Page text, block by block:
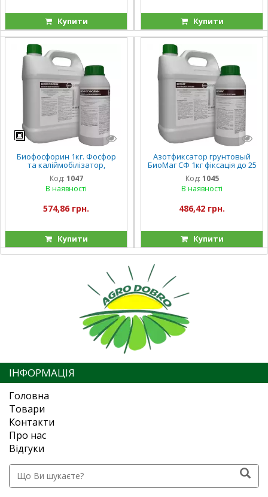
Купити Купити
Биофосфорин 1кг. Фосфор
та каліймобілізатор,
компенсація до 40 кг
фосфору і 20 кг калію в д.р
Код: 1047
В наявності
574,86 грн.
Купити
Азотфиксатор грунтовый
БиоМаг СФ 1кг фіксація до 25
кг азоту в діючій речовині
Bacillus azotofixans
Код: 1045
В наявності
486,42 грн.
Купити
ІНФОРМАЦІЯ
Головна
Товари
Контакти
Про нас
Відгуки